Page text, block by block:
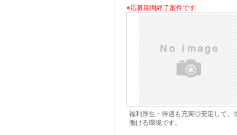
※応募期間終了案件です
福利厚生・待遇も充実◎安定して、
働ける環境です。